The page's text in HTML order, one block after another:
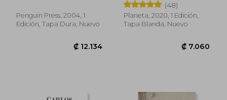
Penguin Press, 2004, 1
Edición, Tapa Dura, Nuevo
(48)
Planeta, 2020, 1 Edición,
Tapa Blanda, Nuevo